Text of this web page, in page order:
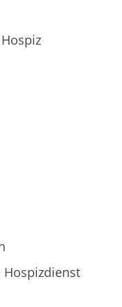
Hospizdienst